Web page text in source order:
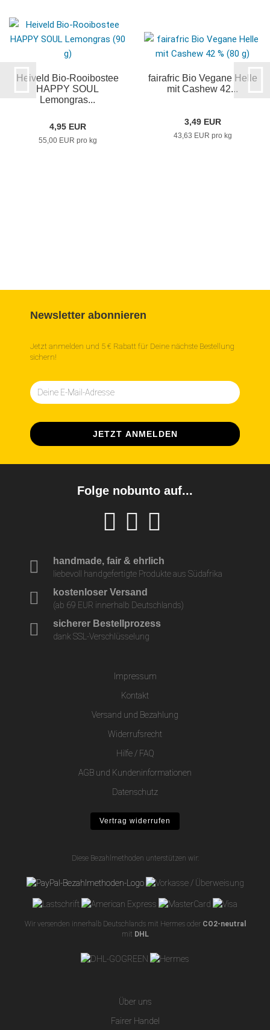
Heiveld Bio-Rooibostee
HAPPY SOUL
Lemongras...
4,95 EUR
55,00 EUR pro kg
fairafric Bio Vegane Helle
mit Cashew 42...
3,49 EUR
43,63 EUR pro kg
Newsletter abonnieren
Jetzt anmelden und 5 € Rabatt für Deine nächste Bestellung
sichern!
Folge nobunto auf...
handmade, fair & ehrlich
liebevoll handgefertigte Produkte aus Südafrika
kostenloser Versand
(ab 69 EUR innerhalb Deutschlands)
sicherer Bestellprozess
dank SSL-Verschlüsselung
Impressum
Kontakt
Versand und Bezahlung
Widerrufsrecht
Hilfe / FAQ
AGB und Kundeninformationen
Datenschutz
Vertrag widerrufen
Diese Bezahlmethoden unterstützen wir:
Wir versenden innerhalb Deutschlands mit Hermes oder CO2-neutral
mit DHL
Über uns
Fairer Handel